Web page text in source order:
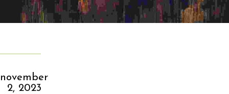
november
2, 2023